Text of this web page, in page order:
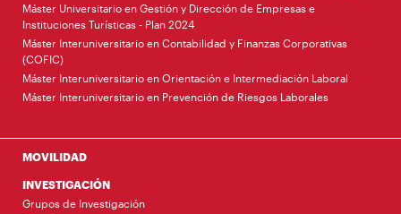
Máster Universitario en Gestión y Dirección de Empresas e
Instituciones Turísticas - Plan 2024
Máster Interuniversitario en Contabilidad y Finanzas Corporativas
(COFIC)
Máster Interuniversitario en Orientación e Intermediación Laboral
Máster Interuniversitario en Prevención de Riesgos Laborales
MOVILIDAD
INVESTIGACIÓN
Grupos de Investigación